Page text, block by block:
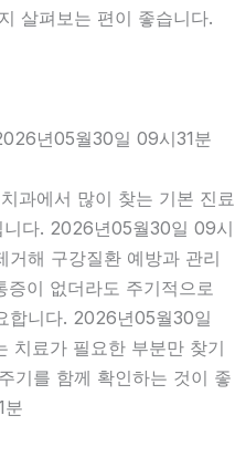
살펴보는 편이 좋습니다.
년05월30일 09시31분
과에서 많이 찾는 기본 진료
다. 2026년05월30일 09시
거해 구강질환 예방과 관리
이 없더라도 주기적으로
합니다. 2026년05월30일
치료가 필요한 부분만 찾기
기를 함께 확인하는 것이 좋
분